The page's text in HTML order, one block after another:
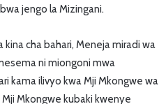
jengo la Mizingani.
cha bahari, Meneja miradi wa
ni miongoni mwa
kama ilivyo kwa Mji Mkongwe wa
Mkongwe kubaki kwenye